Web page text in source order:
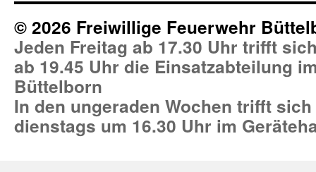
© 2026 Freiwillige Feuerwehr
Jeden Freitag ab 17.30 Uhr trifft
ab 19.45 Uhr die Einsatzabteilung
Büttelborn
In den ungeraden Wochen trifft
dienstags um 16.30 Uhr im